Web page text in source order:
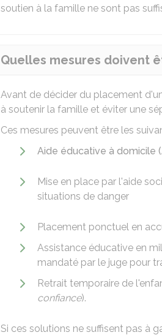
soutien à la famille ne sont pas
Quelles mesures doivent
Avant de décider du placement
à soutenir la famille et éviter une
Ces mesures peuvent être les
Aide éducative à domicile
Mise en place par l'aide
situations de danger
Placement ponctuel en
Assistance éducative en
mandaté par le juge pour
Retrait temporaire de
confiance).
Si ces solutions ne suffisent pas à